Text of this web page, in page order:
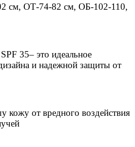
см, ОТ-74-82 см, ОБ-102-110,
35– это идеальное
и надежной защиты от
кожу от вредного воздействия